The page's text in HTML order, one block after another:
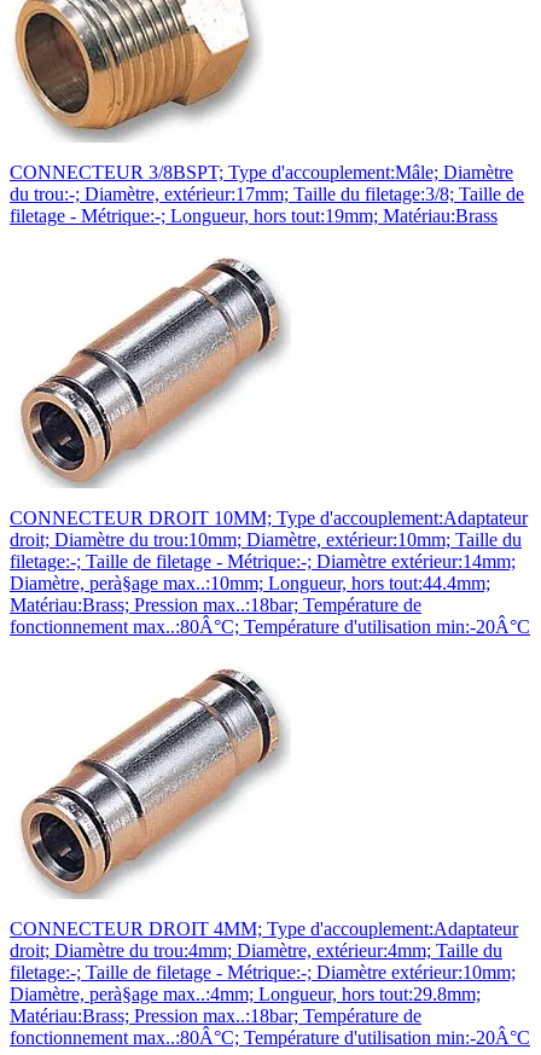
CONNECTEUR 3/8BSPT; Type d'accouplement:Mâle; Diamètre
du trou:-; Diamètre, extérieur:17mm; Taille du filetage:3/8; Taille de
filetage - Métrique:-; Longueur, hors tout:19mm; Matériau:Brass
CONNECTEUR DROIT 10MM; Type d'accouplement:Adaptateur
droit; Diamètre du trou:10mm; Diamètre, extérieur:10mm; Taille du
filetage:-; Taille de filetage - Métrique:-; Diamètre extérieur:14mm;
Diamètre, perà§age max..:10mm; Longueur, hors tout:44.4mm;
Matériau:Brass; Pression max..:18bar; Température de
fonctionnement max..:80Â°C; Température d'utilisation min:-20Â°C
CONNECTEUR DROIT 4MM; Type d'accouplement:Adaptateur
droit; Diamètre du trou:4mm; Diamètre, extérieur:4mm; Taille du
filetage:-; Taille de filetage - Métrique:-; Diamètre extérieur:10mm;
Diamètre, perà§age max..:4mm; Longueur, hors tout:29.8mm;
Matériau:Brass; Pression max..:18bar; Température de
fonctionnement max..:80Â°C; Température d'utilisation min:-20Â°C